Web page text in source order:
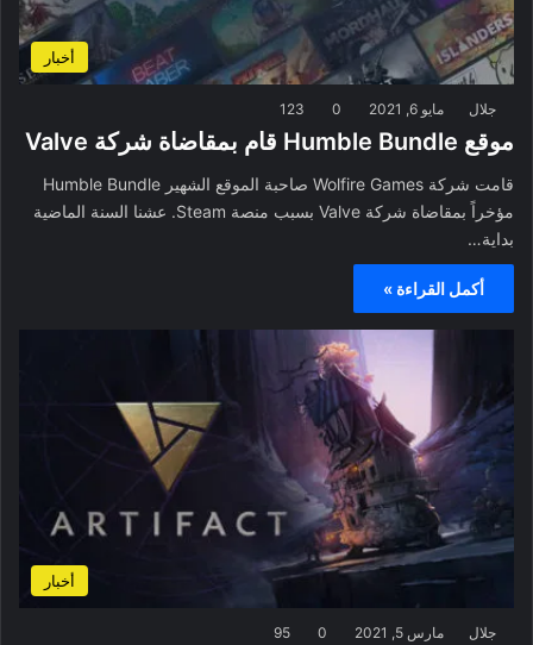
أخبار
جلال مايو 6, 2021 0
123
موقع Humble Bundle قام بمقاضاة شركة Valve
قامت شركة Wolfire Games صاحبة الموقع الشهير Humble Bundle
مؤخراً بمقاضاة شركة Valve بسبب منصة Steam. عشنا السنة الماضية
بداية…
أكمل القراءة »
أخبار
جلال مارس 5, 2021 0
95